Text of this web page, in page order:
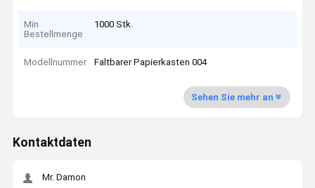
Min
Bestellmenge
1000 Stk.
Modellnummer Faltbarer Papierkasten 004
Sehen Sie mehr an
Kontaktdaten
Mr. Damon